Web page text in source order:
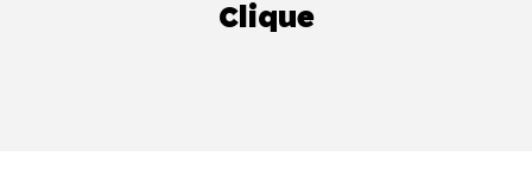
Clique